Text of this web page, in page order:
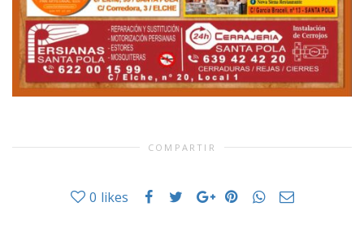
COMPARTIR
0 likes